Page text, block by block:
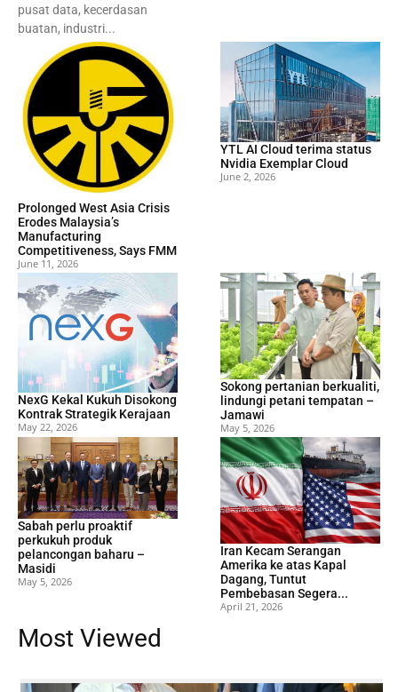
pusat data, kecerdasan
buatan, industri...
Prolonged West Asia Crisis
Erodes Malaysia’s
Manufacturing
Competitiveness, Says FMM
June 11, 2026
YTL AI Cloud terima status
Nvidia Exemplar Cloud
June 2, 2026
NexG Kekal Kukuh Disokong
Kontrak Strategik Kerajaan
May 22, 2026
Sokong pertanian berkualiti,
lindungi petani tempatan –
Jamawi
May 5, 2026
Sabah perlu proaktif
perkukuh produk
pelancongan baharu –
Masidi
May 5, 2026
Iran Kecam Serangan
Amerika ke atas Kapal
Dagang, Tuntut
Pembebasan Segera...
April 21, 2026
Most Viewed